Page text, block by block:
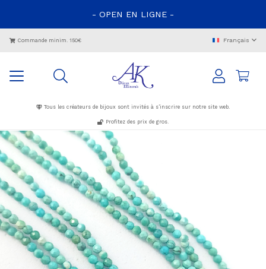
- OPEN EN LIGNE -
Commande minim. 150€ Français
Tous les créateurs de bijoux sont invités à s’inscrire sur notre site web.
Profitez des prix de gros.